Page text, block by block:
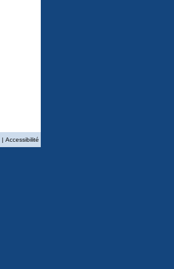
| Accessibilité